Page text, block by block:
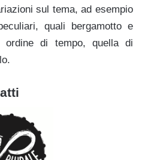
sul tema, ad esempio
quali bergamotto e
di tempo, quella di